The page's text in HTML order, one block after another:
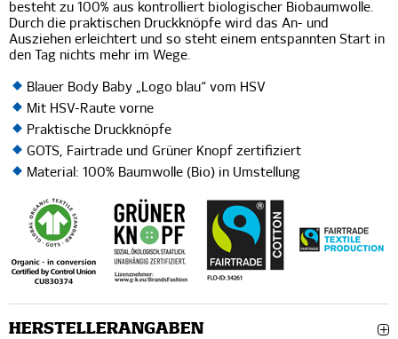
besteht zu 100% aus kontrolliert biologischer Biobaumwolle.
Durch die praktischen Druckknöpfe wird das An- und
Ausziehen erleichtert und so steht einem entspannten Start in
den Tag nichts mehr im Wege.
Blauer Body Baby „Logo blau“ vom HSV
Mit HSV-Raute vorne
Praktische Druckknöpfe
GOTS, Fairtrade und Grüner Knopf zertifiziert
Material: 100% Baumwolle (Bio) in Umstellung
HERSTELLERANGABEN